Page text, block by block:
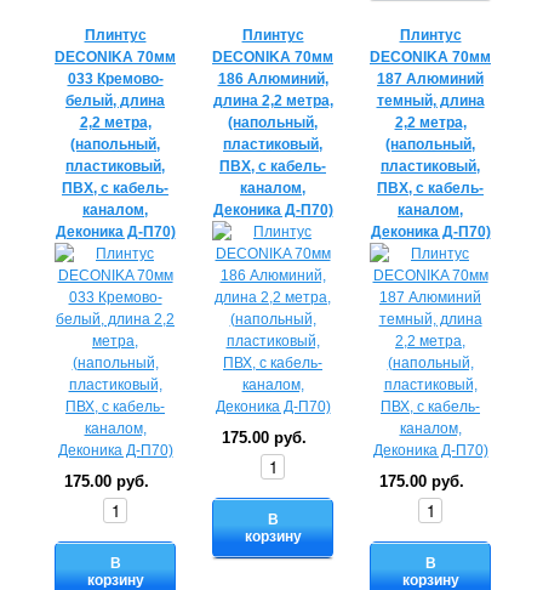
Плинтус
DECONIKA 70мм
033 Кремово-
белый, длина
2,2 метра,
(напольный,
пластиковый,
ПВХ, с кабель-
каналом,
Деконика Д-П70)
175.00 руб.
В
корзину
Плинтус
DECONIKA 70мм
186 Алюминий,
длина 2,2 метра,
(напольный,
пластиковый,
ПВХ, с кабель-
каналом,
Деконика Д-П70)
175.00 руб.
В
корзину
Плинтус
DECONIKA 70мм
187 Алюминий
темный, длина
2,2 метра,
(напольный,
пластиковый,
ПВХ, с кабель-
каналом,
Деконика Д-П70)
175.00 руб.
В
корзину